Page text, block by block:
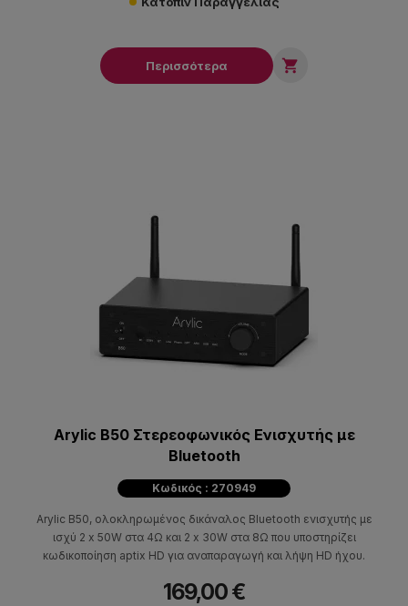
Περισσότερα 
Arylic B50 Στερεοφωνικός Ενισχυτής με
Bluetooth
Κωδικός : 270949
Arylic B50, ολοκληρωμένος δικάναλος Bluetooth ενισχυτής με
ισχύ 2 x 50W στα 4Ω και 2 x 30W στα 8Ω που υποστηρίζει
κωδικοποίηση aptix HD για αναπαραγωγή και λήψη HD ήχου.
169,00 €